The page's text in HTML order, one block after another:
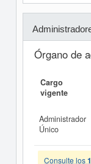
Órgano de
Cargo
vigente
Administrador
Único
Consulte los